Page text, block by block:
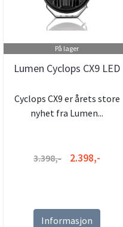
På lager
Lumen Cyclops CX9 LED
Cyclops CX9 er årets store
nyhet fra Lumen...
3.398,- 2.398,-
Informasjon